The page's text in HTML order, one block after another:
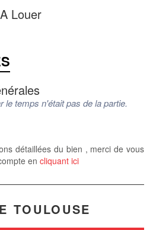
Louer
le temps n'était pas de la partie.
détaillées du bien , merci de vous
en cliquant ici
TOULOUSE